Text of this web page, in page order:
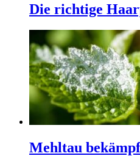
Die richtige
Mehltau